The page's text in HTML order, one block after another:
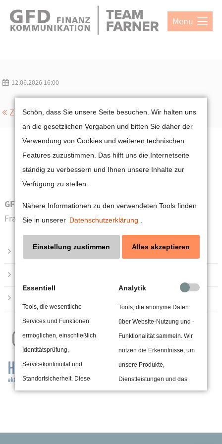
Direkt zum Hauptinhalt springen
Login
Anmelden
Register Lost your password?
Support
Lorem ipsum dolor sit amet:
24h
We offer support for our customers
Mon - Fri 8:00am - 5:00pm
(GMT +1)
Get in touch
Cybersteel Inc.
376-293 City Road, Suite 600
San Francisco, CA 94102
+44 1234 567 890
Menu
12.06.2026 16:00
Zurück
GFD Gesellschaft für Finanzkommunikation mbH
Frankfurt | München
Impressum
Cookie-Einstellungen
Schön, dass Sie unsere Seite besuchen. Wir halten uns
an die gesetzlichen Vorgaben und bitten Sie daher der
Verwendung von Cookies und weiteren technischen
Features zuzustimmen. Das hilft uns die Internetseite
ständig zu verbessern und Ihnen unsere Inhalte zur
Verfügung zu stellen.
Nähere Informationen zu den verwendeten Tools finden
Sie in unserer Datenschutzerklärung
Einstellung zustimmen Alles akzeptieren
Essentiell
Tools, die wesentliche
Services und Funktionen
ermöglichen, einschließlich
Identitätsprüfung,
Servicekontinuität und
Standortsicherheit. Diese
Option kann nicht abgelehnt
Analytik
Tools, die anonyme Daten
über Website-Nutzung und -
Funktionalität sammeln. Wir
nutzen die Erkenntnisse, um
unsere Produkte,
Dienstleistungen und das
Benutzererlebnis zu